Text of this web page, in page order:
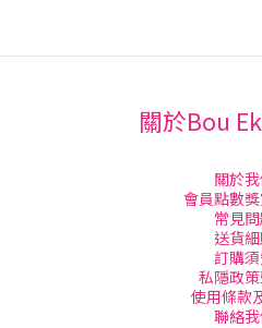
關於Bou
關於
會員點數
常見
送貨細
訂購
私隱政
使用條款
聯絡